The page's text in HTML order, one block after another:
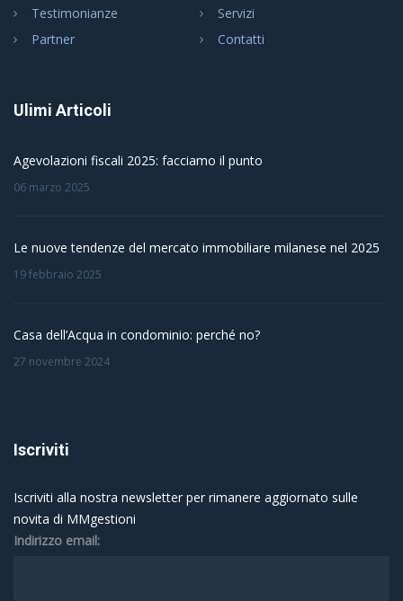
Testimonianze
Servizi
Partner
Contatti
Ulimi Articoli
Agevolazioni fiscali 2025: facciamo il punto
06 marzo 2025
Le nuove tendenze del mercato immobiliare milanese nel 2025
19 febbraio 2025
Casa dell’Acqua in condominio: perché no?
27 novembre 2024
Iscriviti
Iscriviti alla nostra newsletter per rimanere aggiornato sulle
novita di MMgestioni
Indirizzo email: